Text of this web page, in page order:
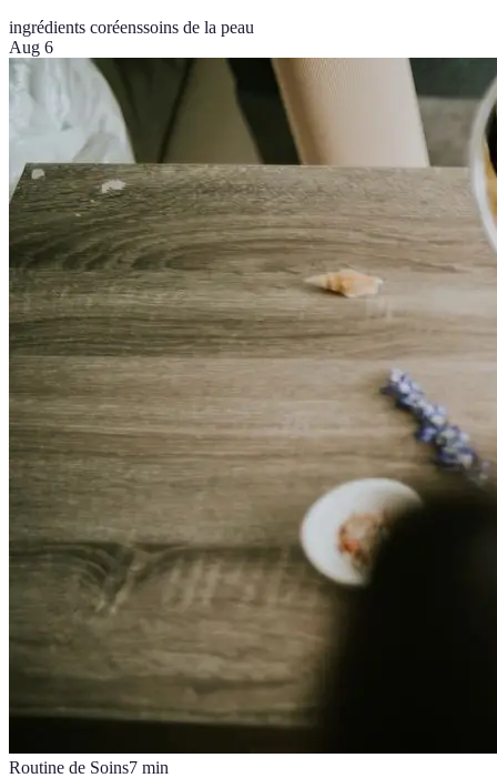
ingrédients coréenssoins de la peau
Aug 6
Routine de Soins7 min